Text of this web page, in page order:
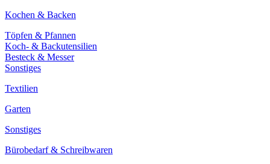
Kochen & Backen
Töpfen & Pfannen
Koch- & Backutensilien
Besteck & Messer
Sonstiges
Textilien
Garten
Sonstiges
Bürobedarf & Schreibwaren